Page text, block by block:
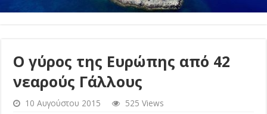
Ο γύρος της Ευρώπης από 42
νεαρούς Γάλλους
10 Αυγούστου 2015 525 Views